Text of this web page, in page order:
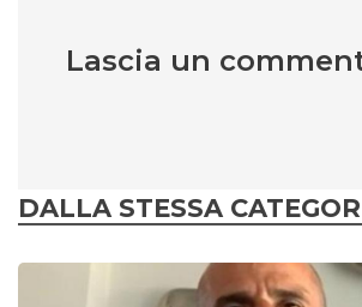
Lascia un
DALLA STESSA